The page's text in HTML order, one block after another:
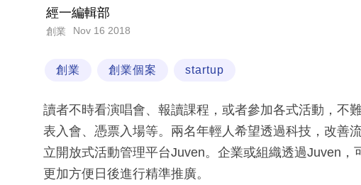
經一編輯部
創業 Nov 16 2018
創業 創業個案 startup
讀者不時看演唱會、報讀課程，或者參加各式活動，不
表入會、憑票入場等。兩名年輕人希望透過科技，改善
立開放式活動管理平台Juven。企業或組織透過Juven，
更加方便日後進行精準推廣。